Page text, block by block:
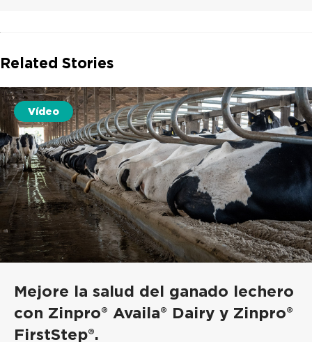
Related Stories
Vídeo
Mejore la salud del ganado lechero
con Zinpro® Availa® Dairy y Zinpro®
FirstStep®.